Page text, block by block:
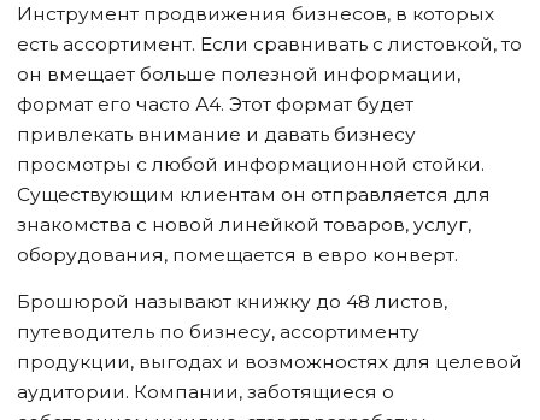
Инструмент продвижения бизнесов, в которых
есть ассортимент. Если сравнивать с листовкой, то
он вмещает больше полезной информации,
формат его часто А4. Этот формат будет
привлекать внимание и давать бизнесу
просмотры с любой информационной стойки.
Существующим клиентам он отправляется для
знакомства с новой линейкой товаров, услуг,
оборудования, помещается в евро конверт.
Брошюрой называют книжку до 48 листов,
путеводитель по бизнесу, ассортименту
продукции, выгодах и возможностях для целевой
аудитории. Компании, заботящиеся о